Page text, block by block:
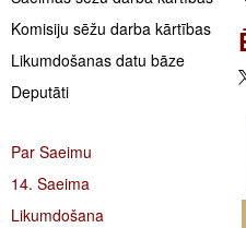
Komisiju sēžu darba kārtības
Likumdošanas datu bāze
Deputāti
Par Saeimu
14. Saeima
Likumdošana